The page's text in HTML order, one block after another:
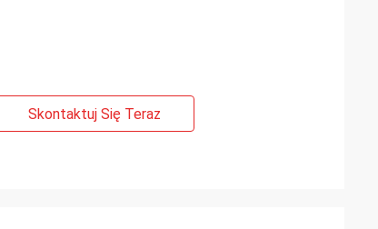
Skontaktuj Się Teraz